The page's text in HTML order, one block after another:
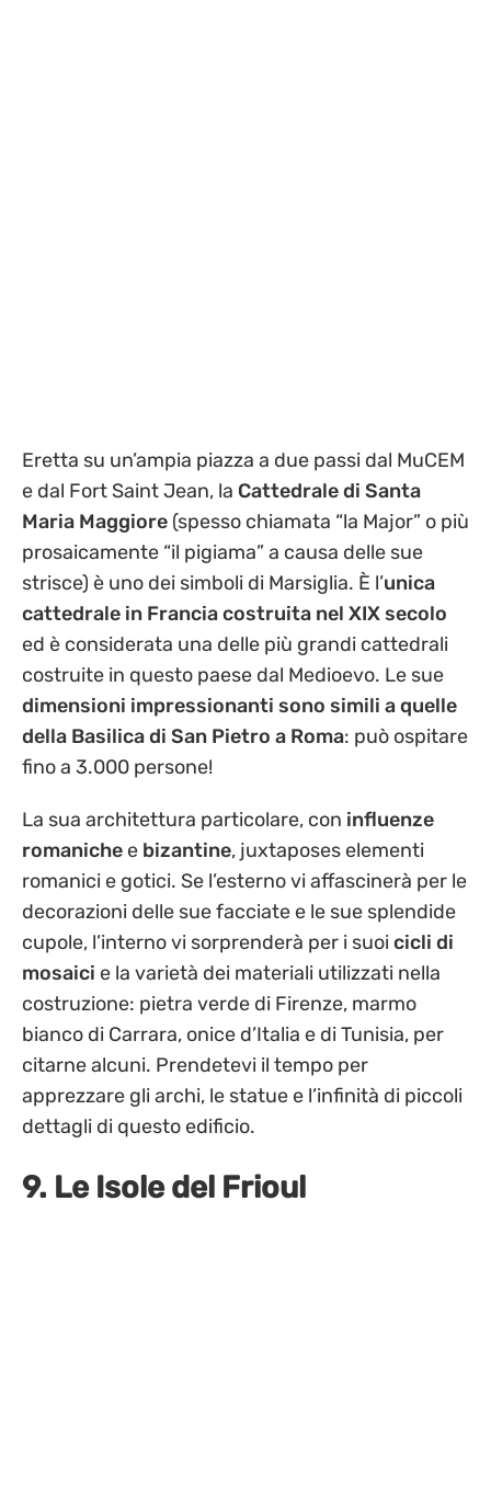
Eretta su un’ampia piazza a due passi dal MuCEM
e dal Fort Saint Jean, la Cattedrale di Santa
Maria Maggiore (spesso chiamata “la Major” o più
prosaicamente “il pigiama” a causa delle sue
strisce) è uno dei simboli di Marsiglia. È l’unica
cattedrale in Francia costruita nel XIX secolo
ed è considerata una delle più grandi cattedrali
costruite in questo paese dal Medioevo. Le sue
dimensioni impressionanti sono simili a quelle
della Basilica di San Pietro a Roma: può ospitare
fino a 3.000 persone!
La sua architettura particolare, con influenze
romaniche e bizantine, juxtaposes elementi
romanici e gotici. Se l’esterno vi affascinerà per le
decorazioni delle sue facciate e le sue splendide
cupole, l’interno vi sorprenderà per i suoicicli di
mosaici e la varietà dei materiali utilizzati nella
costruzione: pietra verde di Firenze, marmo
bianco di Carrara, onice d’Italia e di Tunisia, per
citarne alcuni. Prendetevi il tempo per
apprezzare gli archi, le statue e l’infinità di piccoli
dettagli di questo edificio.
9. Le Isole del Frioul